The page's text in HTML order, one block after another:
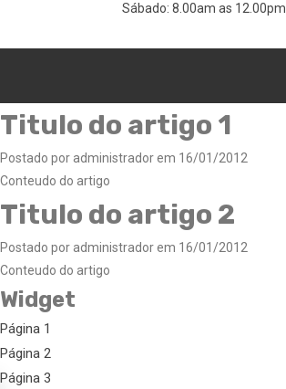
Sábado: 8.00am as 12.00pm
Titulo do artigo 1
Postado por administrador em 16/01/2012
Conteudo do artigo
Titulo do artigo 2
Postado por administrador em 16/01/2012
Conteudo do artigo
Widget
Página 1
Página 2
Página 3